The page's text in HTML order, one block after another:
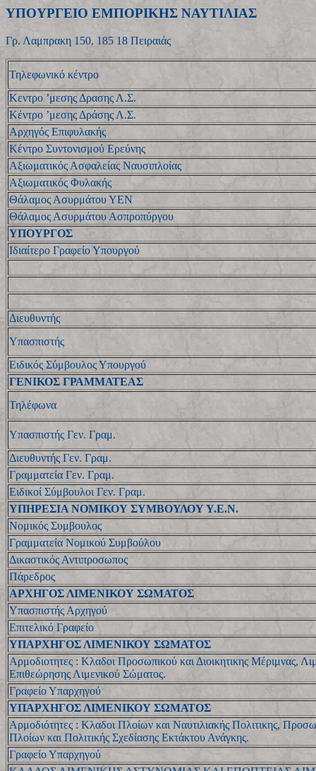
ΥΠΟΥΡΓΕΙΟ ΕΜΠΟΡΙΚΗΣ ΝΑΥΤΙΛΙΑΣ
Γρ. Λαμπρακη 150, 185 18 Πειραιάς
Τηλεφωνικό κέντρο
Κεντρο ’μεσης Δρασης Λ.Σ.
Κέντρο ’μεσης Δράσης Λ.Σ.
Αρχηγός Επιφυλακής
Κέντρο Συντονισμού Ερεύνης
Αξιωματικός Ασφαλείας Ναυσιπλοίας
Αξιωματικός Φυλακής
Θάλαμος Ασυρμάτου ΥΕΝ
Θάλαμος Ασυρμάτου Ασπροπύργου
ΥΠΟΥΡΓΟΣ
Iδιαίτερο Γραφείο Υπουργού
Διευθυντής
Υπασπιστής
Ειδικός Σύμβουλος Υπουργού
ΓΕΝΙΚΟΣ ΓΡΑΜΜΑΤΕΑΣ
Τηλέφωνα
Υπασπιστής Γεν. Γραμ.
Διευθυντής Γεν. Γραμ.
Γραμματεία Γεν. Γραμ.
Ειδικοί Σύμβουλοι Γεν. Γραμ.
ΥΠΗΡΕΣΙΑ ΝΟΜΙΚΟΥ ΣΥΜΒΟΥΛΟΥ Υ.Ε.Ν.
Νομικός Συμβουλος
Γραμματεία Νομικού Συμβούλου
Δικαστικός Αντιπροσωπος
Πάρεδρος
ΑΡΧΗΓΟΣ ΛΙΜΕΝΙΚΟΥ ΣΩΜΑΤΟΣ
Υπασπιστής Αρχηγού
Επιτελικό Γραφείο
ΥΠΑΡΧΗΓΟΣ ΛΙΜΕΝΙΚΟΥ ΣΩΜΑΤΟΣ
Αρμοδιοτητες : Κλαδοι Προσωπικού και Διοικητικης Μέριμνας,
Επιθεώρησης Λιμενικού Σώματος.
Γραφείο Υπαρχηγού
ΥΠΑΡΧΗΓΟΣ ΛΙΜΕΝΙΚΟΥ ΣΩΜΑΤΟΣ
Αρμοδιότητες : Κλαδοι Πλοίων και Ναυτιλιακής Πολιτικης,
Πλοίων και Πολιτικής Σχεδίασης Εκτάκτου Ανάγκης.
Γραφείο Υπαρχηγού